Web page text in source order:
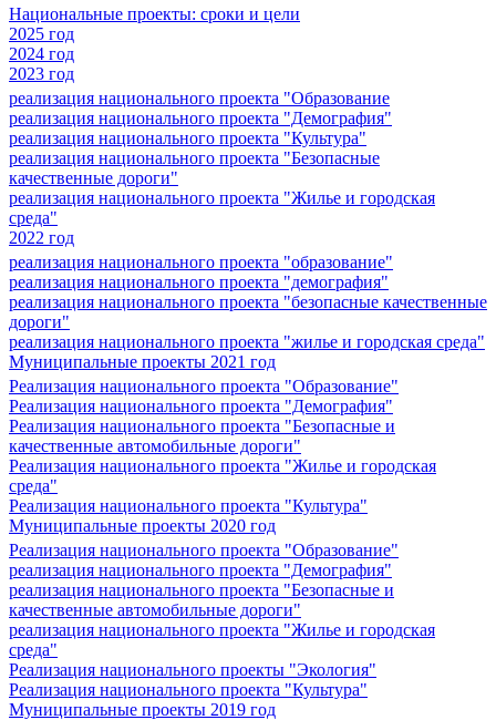
Национальные проекты: сроки и цели
2025 год
2024 год
2023 год
реализация национального проекта "Образование
реализация национального проекта "Демография"
реализация национального проекта "Культура"
реализация национального проекта "Безопасные
качественные дороги"
реализация национального проекта "Жилье и городская
среда"
2022 год
реализация национального проекта "образование"
реализация национального проекта "демография"
реализация национального проекта "безопасные качественные
дороги"
реализация национального проекта "жилье и городская среда"
Муниципальные проекты 2021 год
Реализация национального проекта "Образование"
Реализация национального проекта "Демография"
Реализация национального проекта "Безопасные и
качественные автомобильные дороги"
Реализация национального проекта "Жилье и городская
среда"
Реализация национального проекта "Культура"
Муниципальные проекты 2020 год
Реализация национального проекта "Образование"
реализация национального проекта "Демография"
реализация национального проекта "Безопасные и
качественные автомобильные дороги"
реализация национального проекта "Жилье и городская
среда"
Реализация национального проекты "Экология"
Реализация национального проекта "Культура"
Муниципальные проекты 2019 год